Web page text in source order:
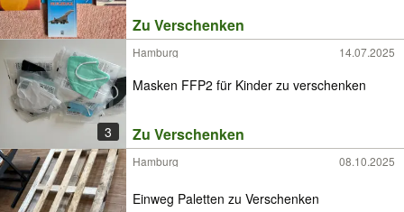
Zu Verschenken
3
Hamburg 14.07.2025
Masken FFP2 für Kinder zu verschenken
Zu Verschenken
Hamburg 08.10.2025
Einweg Paletten zu Verschenken